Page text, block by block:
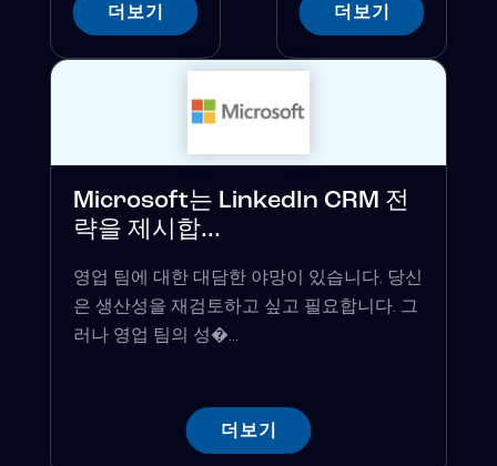
더보기 더보기
Microsoft는 LinkedIn CRM 전
략을 제시합...
영업 팀에 대한 대담한 야망이 있습니다. 당신
은 생산성을 재검토하고 싶고 필요합니다. 그
러나 영업 팀의 성�...
더보기